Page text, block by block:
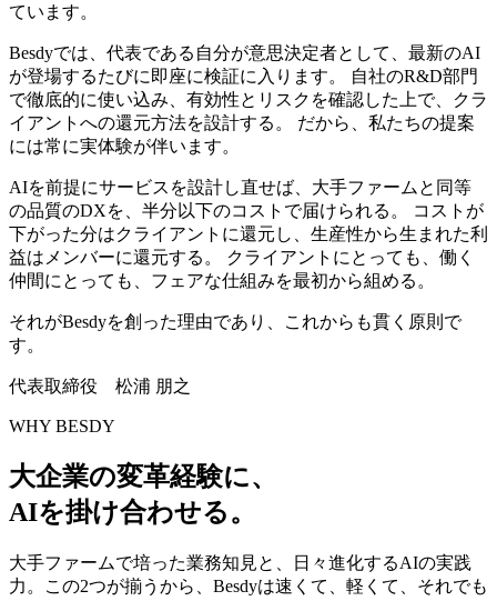
ています。
Besdyでは、代表である自分が意思決定者として、最新のAI
が登場するたびに即座に検証に入ります。 自社のR&D部門
で徹底的に使い込み、有効性とリスクを確認した上で、クラ
イアントへの還元方法を設計する。 だから、私たちの提案
には常に実体験が伴います。
AIを前提にサービスを設計し直せば、大手ファームと同等
の品質のDXを、半分以下のコストで届けられる。 コストが
下がった分はクライアントに還元し、生産性から生まれた利
益はメンバーに還元する。 クライアントにとっても、働く
仲間にとっても、フェアな仕組みを最初から組める。
それがBesdyを創った理由であり、これからも貫く原則で
す。
代表取締役 松浦 朋之
WHY BESDY
大企業の変革経験に、
AIを掛け合わせる。
大手ファームで培った業務知見と、日々進化するAIの実践
力。この2つが揃うから、Besdyは速くて、軽くて、それでも